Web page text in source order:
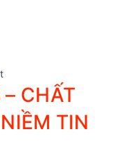
CHẤT
TIN